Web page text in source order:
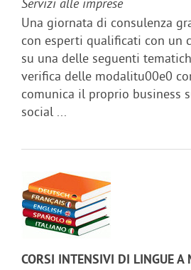
Servizi alle imprese
Una giornata di consulenza
con esperti qualificati con un
su una delle seguenti
verifica delle modalitu00e0
comunica il proprio business
social ...
CORSI INTENSIVI DI LINGUE A